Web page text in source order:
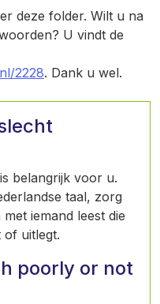
deze folder. Wilt u na
U vindt de
2228. Dank u wel.
belangrijk voor u.
taal, zorg
iemand leest die
uitlegt.
poorly or not